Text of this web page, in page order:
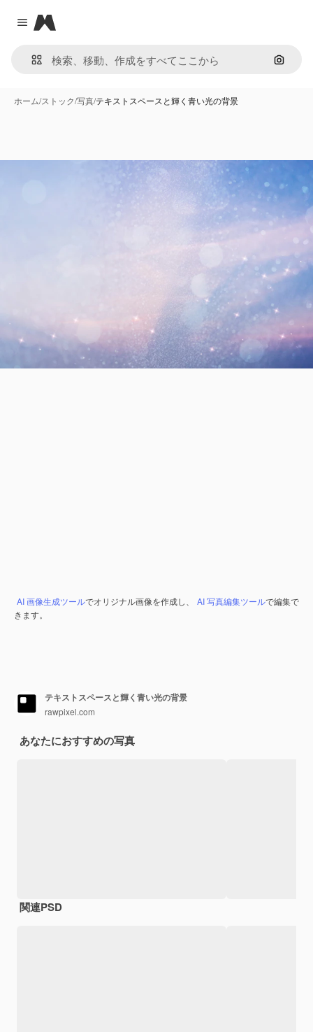
Close menu
Magnific
画像で
ホーム/ストック/写真/テキストスペースと輝く青い光の背景
AI 画像生成ツールでオリジナル画像を作成し、 AI 写真編集ツールで編集で
きます。
テキストスペースと輝く青い光の背景
rawpixel.com
あなたにおすすめの写真
関連PSD